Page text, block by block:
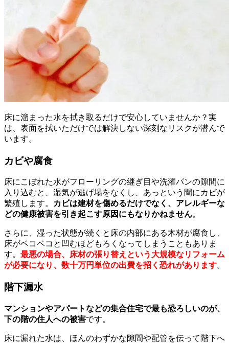
床に溜まった水を拭き取るだけで安心していませんか？実
は、表面を拭いただけでは解決しない深刻なリスクが潜んで
います。
カビや腐食
床にこぼれた水がフローリングの継ぎ目や洗濯パンの隙間に
入り込むと、湿気が逃げ場をなくし、あっという間にカビが
繁殖します。 カビは建材を傷めるだけでなく、アレルギーな
どの健康被害を引き起こす原因にもなりかねません。
さらに、湿った状態が続くと床の内部にある木材が腐食し、
床がベコベコと凹むほどもろくなってしまうこともありま
す。 最悪の場合、床材の張り替えという大規模なリフォーム
が必要になり、数十万円単位の出費を招く恐れがあります。
階下漏水
マンションやアパートなどの集合住宅で最も恐ろしいのが、
下の階の住人への被害です。
床に漏れた水は、ほんのわずかな隙間や配管を伝って階下へ